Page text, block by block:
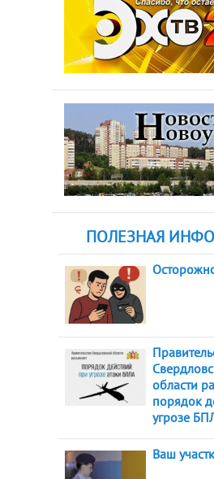
ПОЛЕЗНАЯ
области
порядок
угрозе
Ваш